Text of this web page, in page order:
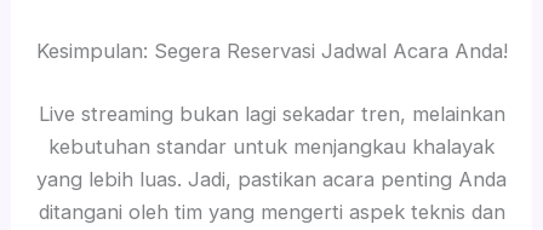
Kesimpulan: Segera Reservasi Jadwal Acara Anda!
Live streaming bukan lagi sekadar tren, melainkan
kebutuhan standar untuk menjangkau khalayak
yang lebih luas. Jadi, pastikan acara penting Anda
ditangani oleh tim yang mengerti aspek teknis dan